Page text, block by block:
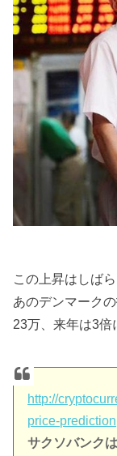
この上昇はしばら
あのデンマーク
23万、来年は3倍
http://
price-prediction
サクソバンク